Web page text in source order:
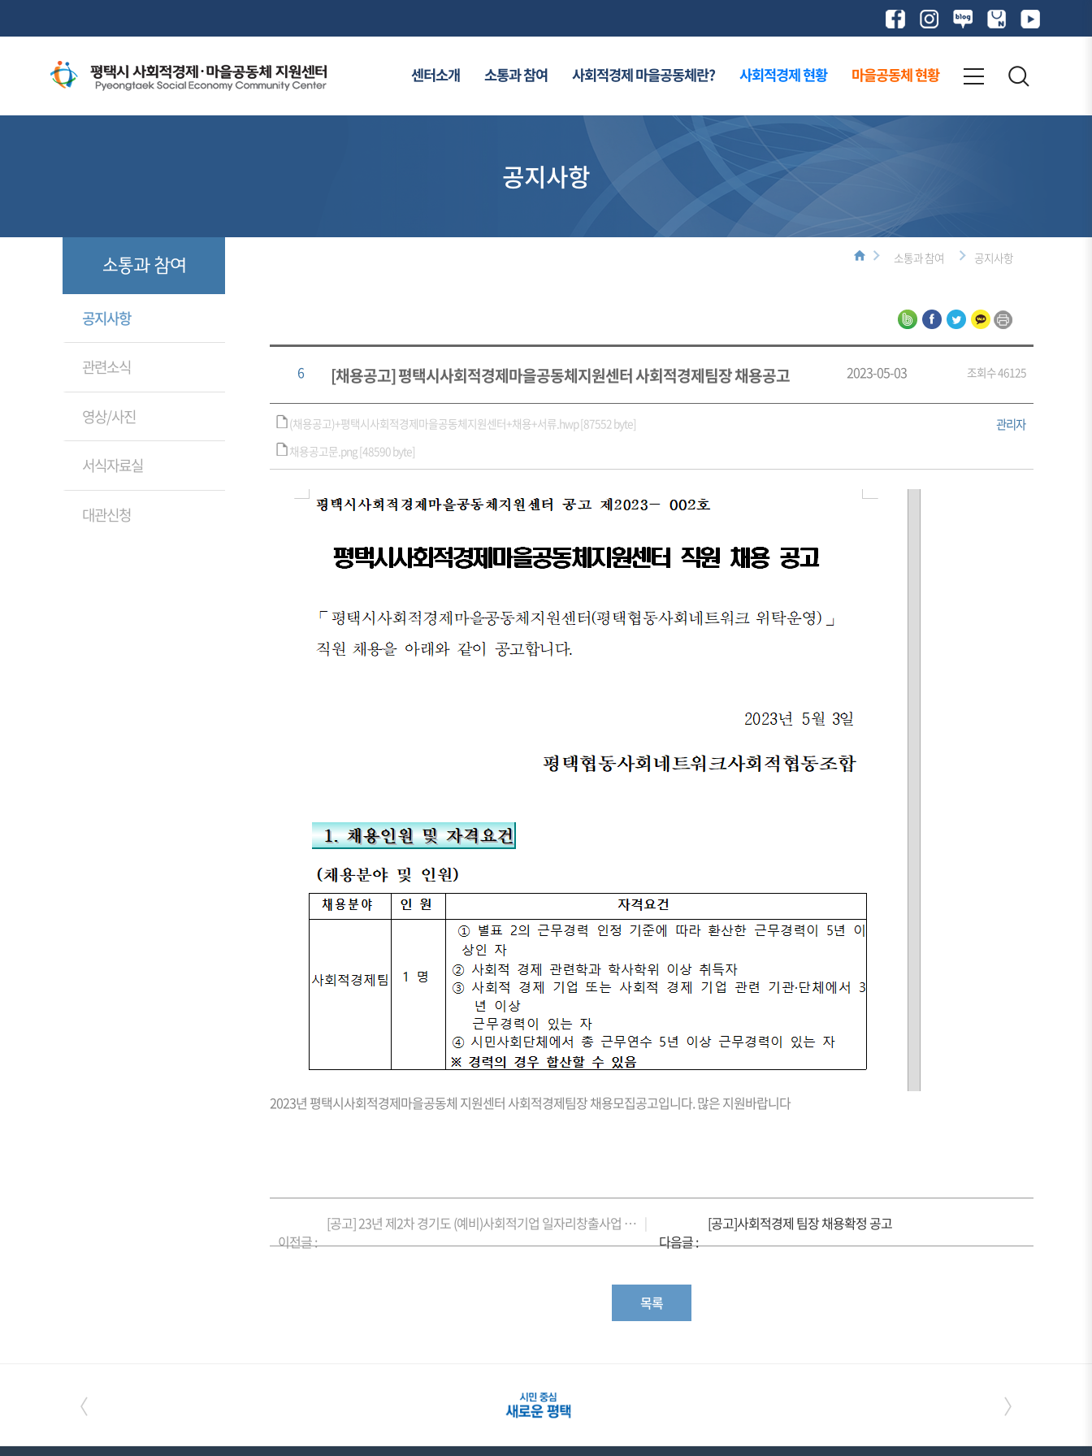
센터소개 소통과 참여 사회적경제 마을공동체란? 사회적경제 현황 마을공동체 현황
공지사항
소통과 참여
공지사항
관련소식
영상/사진
서식자료실
대관신청
소통과 참여 공지사항
6 [채용공고] 평택시사회적경제마을공동체지원센터 사회적경제팀장 채용공고 2023-05-03 조회수 46125
(채용공고)+평택시사회적경제마을공동체지원센터+채용+서류.hwp [87552 byte]
채용공고문.png [48590 byte]
관리자
2023년 평택시사회적경제마을공동체 지원센터 사회적경제팀장 채용모집공고입니다. 많은 지원바랍니다
이전글 :
[공고] 23년 제2차 경기도 (예비)사회적기업 일자리창출사업 참여기업 모집 |
다음글 :
[공고]사회적경제 팀장 채용확정 공고
목록
〈 〉